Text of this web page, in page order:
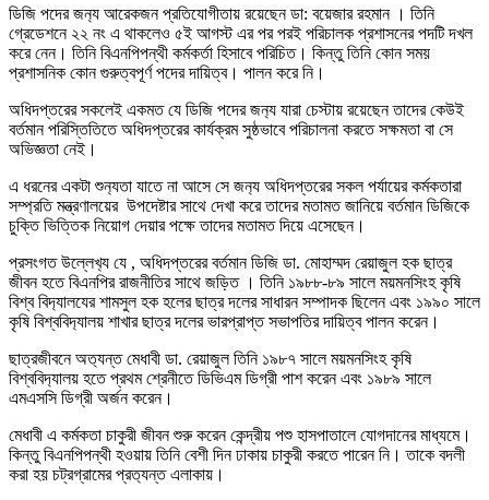
ডিজি পদের জন‍্য আরেকজন প্রতিযোগীতায় রয়েছেন ডা: বয়েজার রহমান । তিনি
গ্রেডেশনে ২২ নং এ থাকলেও ৫ই আগস্ট এর পর পরই পরিচালক প্রশাসনের পদটি দখল
করে নেন। তিনি বিএনপিপন্থী কর্মকর্তা হিসাবে পরিচিত। কিন্তু তিনি কোন সময়
প্রশাসনিক কোন গুরুত্বপূর্ণ পদের দায়িত্ব। পালন করে নি।
অধিদপ্তরের সকলেই একমত যে ডিজি পদের জন‍্য যারা চেস্টায় রয়েছেন তাদের কেউই
বর্তমান পরিস্তিতিতে অধিদপ্তরের কার্যক্রম সুষ্ঠভাবে পরিচালনা করতে সক্ষমতা বা সে
অভিজ্ঞতা নেই।
এ ধরনের একটা শুন‍্যতা যাতে না আসে সে জন‍্য অধিদপ্তরের সকল পর্যায়ের কর্মকতারা
সম্প্রতি মন্ত্রণালয়ের উপদেষ্টার সাথে দেখা করে তাদের মতামত জানিয়ে বর্তমান ডিজিকে
চুক্তি ভিত্তিক নিয়োগ দেয়ার পক্ষে তাদের মতামত দিয়ে এসেছেন।
প্রসংগত উল্লেখ‍্য যে , অধিদপ্তরের বর্তমান ডিজি ডা. মোহাম্মদ রেয়াজুল হক ছাত্র
জীবন হতে বিএনপির রাজনীতির সাথে জড়িত । তিনি ১৯৮৮-৮৯ সালে ময়মনসিংহ কৃষি
বিশ্ব বিদ‍্যালযের শামসুল হক হলের ছাত্র দলের সাধারন সম্পাদক ছিলেন এবং ১৯৯০ সালে
কৃষি বিশ্ববিদ‍্যালয় শাখার ছাত্র দলের ভারপ্রাপ্ত সভাপতির দায়িত্ব পালন করেন।
ছাত্রজীবনে অত‍্যন্ত মেধাবী ডা. রেয়াজুল তিনি ১৯৮৭ সালে ময়মনসিংহ কৃষি
বিশ্ববিদ‍্যালয় হতে প্রথম শ্রেনীতে ডিভিএম ডিগ্রী পাশ করেন এবং ১৯৮৯ সালে
এমএসসি ডিগ্রী অর্জন করেন।
মেধাবী এ কর্মকতা চাকুরী জীবন শুরু করেন কেন্দ্রীয় পশু হাসপাতালে যোগদানের মাধ্যমে।
কিন্তু বিএনপিপন্থী হওয়ায় তিনি বেশী দিন ঢাকায় চাকুরী করতে পারেন নি। তাকে বদলী
করা হয় চট্রগ্রামের প্রত‍্যন্ত এলাকায়।